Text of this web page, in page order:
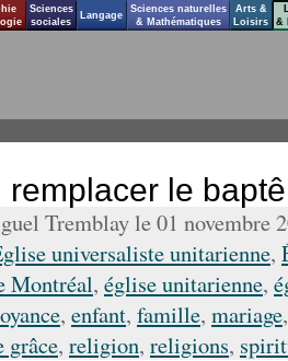
remplacer le
Tremblay le 01 novembre
universaliste unitarienne,
Montréal, église unitarienne,
, enfant, famille, mariage
grâce, religion, religions,
Sciences
sociales
Langage
Sciences naturelles
& Mathématiques
Arts &
Loisirs
&